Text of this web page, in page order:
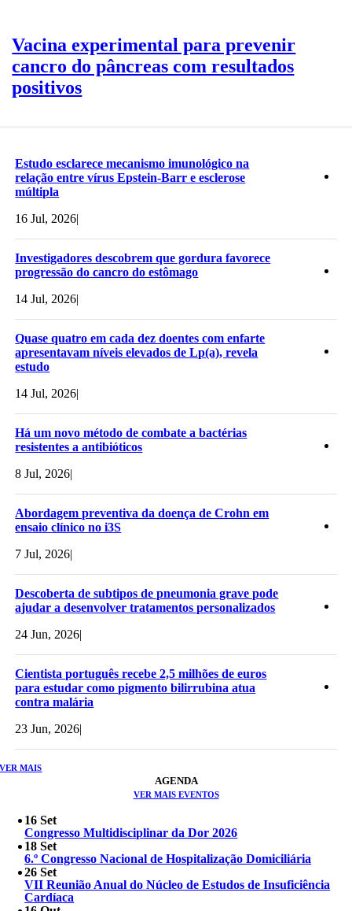
Vacina experimental para prevenir
cancro do pâncreas com resultados
positivos
Estudo esclarece mecanismo imunológico na
relação entre vírus Epstein-Barr e esclerose
múltipla
16 Jul, 2026|
Investigadores descobrem que gordura favorece
progressão do cancro do estômago
14 Jul, 2026|
Quase quatro em cada dez doentes com enfarte
apresentavam níveis elevados de Lp(a), revela
estudo
14 Jul, 2026|
Há um novo método de combate a bactérias
resistentes a antibióticos
8 Jul, 2026|
Abordagem preventiva da doença de Crohn em
ensaio clínico no i3S
7 Jul, 2026|
Descoberta de subtipos de pneumonia grave pode
ajudar a desenvolver tratamentos personalizados
24 Jun, 2026|
Cientista português recebe 2,5 milhões de euros
para estudar como pigmento bilirrubina atua
contra malária
23 Jun, 2026|
VER MAIS
AGENDA
VER MAIS EVENTOS
16 Set
Congresso Multidisciplinar da Dor 2026
18 Set
6.º Congresso Nacional de Hospitalização Domiciliária
26 Set
VII Reunião Anual do Núcleo de Estudos de Insuficiência
Cardíaca